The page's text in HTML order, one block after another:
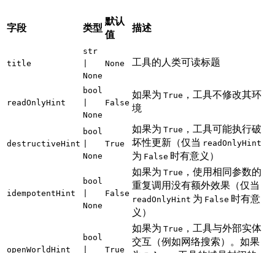
字段 类型
默认
值
描述
title
str
None
None 工具的人类可读标题
readOnlyHint
bool
None
False
如果为 True ，工具不修改其环
境
destructiveHint
bool
None
True
如果为 True ，工具可能执行破
坏性更新（仅当 readOnlyHint
为 False 时有意义）
idempotentHint
bool
None
False
如果为 True ，使用相同参数的
重复调用没有额外效果（仅当
readOnlyHint 为 False 时有意
义）
openWorldHint
bool
True
如果为 True ，工具与外部实体
交互（例如网络搜索）。如果